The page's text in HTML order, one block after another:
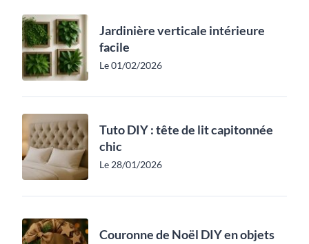
Jardinière verticale intérieure
facile
Le 01/02/2026
Tuto DIY : tête de lit capitonnée
chic
Le 28/01/2026
Couronne de Noël DIY en objets